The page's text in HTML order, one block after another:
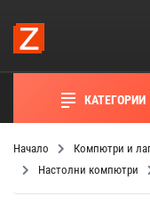
КАТЕГОРИИ
Начало Компютри и
Настолни компютри